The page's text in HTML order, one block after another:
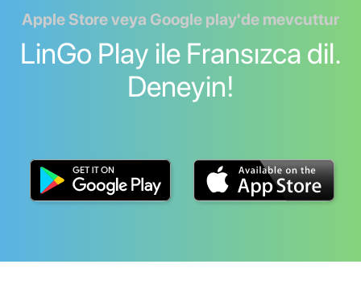
Apple Store veya Google play'de mevcuttur
LinGo Play ile Fransızca dil.
Deneyin!